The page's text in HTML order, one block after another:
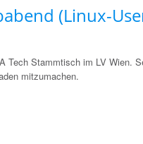
(Linux-
Tech Stammtisch im LV Wien.
mitzumachen.